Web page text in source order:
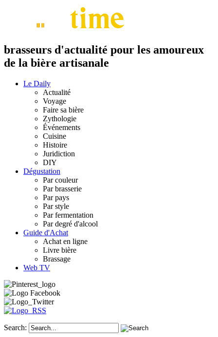
brasseurs d'actualité pour les amoureux
de la bière artisanale
Le Daily
Actualité
Voyage
Faire sa bière
Zythologie
Événements
Cuisine
Histoire
Juridiction
DIY
Dégustation
Par couleur
Par brasserie
Par pays
Par style
Par fermentation
Par degré d'alcool
Guide d'Achat
Achat en ligne
Livre bière
Brassage
Web TV
Search: